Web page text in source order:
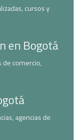
cursos y
en Bogotá
de comercio,
agencias de